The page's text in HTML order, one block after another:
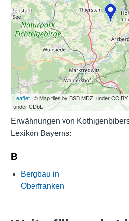
Leaflet| © Map tiles by BSB MDZ, under CC
under ODbL
Erwähnungen von
Lexikon Bayerns:
B
Bergbau in
Oberfranken